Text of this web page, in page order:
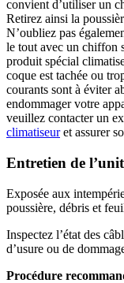
convient d’utiliser un
Retirez ainsi la
N’oubliez pas
le tout avec un chiffon
produit spécial
coque est tachée ou
courants sont à éviter
endommager votre
veuillez contacter un
climatiseuret assurer
Entretien de
Exposée aux
poussière, débris et
Inspectez l’état des
d’usure ou de
Procédure